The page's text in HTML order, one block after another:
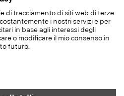
SERVIZIO
CONTATTO